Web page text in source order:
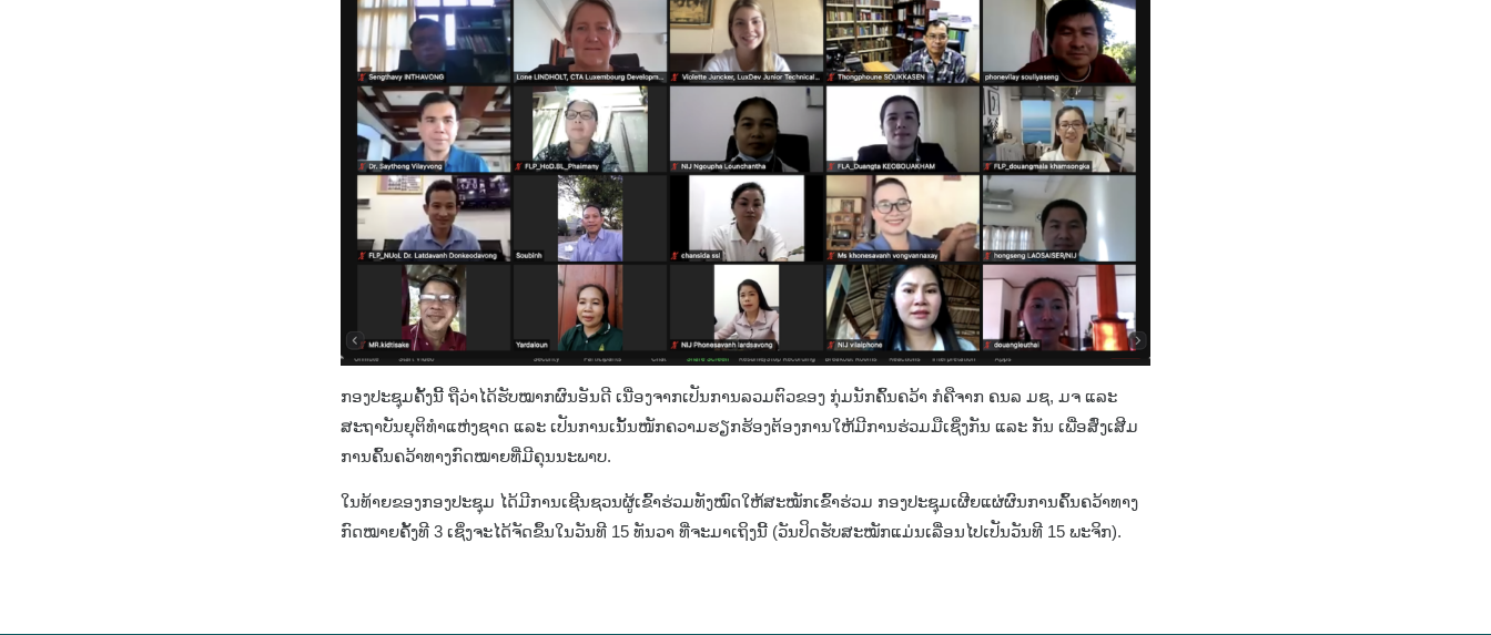
ກອງປະຊຸມຄັ້ງນີ້ ຖືວ່າໄດ້ຮັບໝາກຜົນອັນດີ ເນື່ອງຈາກເປັນການລວມຕົວຂອງ ກຸ່ມນັກຄົ້ນຄວ້າ ກໍຄືຈາກ ຄນລ ມຊ, ມຈ ແລະ
ສະຖາບັນຍຸຕິທຳແຫ່ງຊາດ ແລະ ເປັນການເນັ້ນໜັກຄວາມຮຽກຮ້ອງຕ້ອງການໃຫ້ມີການຮ່ວມມືເຊິ່ງກັນ ແລະ ກັນ ເພື່ອສົ່ງເສີມ
ການຄົ້ນຄວ້າທາງກົດໝາຍທີ່ມີຄຸນນະພາບ.
ໃນທ້າຍຂອງກອງປະຊຸມ ໄດ້ມີການເຊີນຊວນຜູ້ເຂົ້າຮ່ວມທັງໝົດໃຫ້ສະໝັກເຂົ້າຮ່ວມ ກອງປະຊຸມເຜີຍແຜ່ຜົນການຄົ້ນຄວ້າທາງ
ກົດໝາຍຄັ້ງທີ 3 ເຊິ່ງຈະໄດ້ຈັດຂຶ້ນໃນວັນທີ 15 ທັນວາ ທີ່ຈະມາເຖິງນີ້ (ວັນປິດຮັບສະໝັກແມ່ນເລື່ອນໄປເປັນວັນທີ 15 ພະຈິກ).